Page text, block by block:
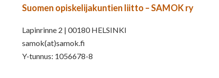
Suomen opiskelijakuntien liitto – SAMOK ry
Lapinrinne 2 | 00180 HELSINKI
samok(at)samok.fi
Y-tunnus: 1056678-8